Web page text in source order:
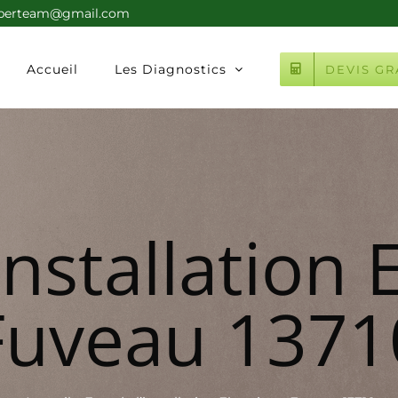
Accueil Les Diagnostics DEVIS